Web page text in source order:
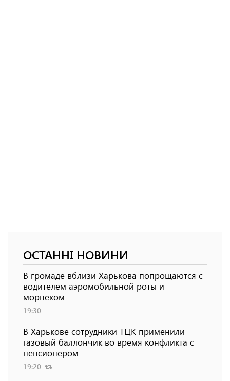
ОСТАННІ НОВИНИ
В громаде вблизи Харькова попрощаются с
водителем аэромобильной роты и
морпехом
19:30
В Харькове сотрудники ТЦК применили
газовый баллончик во время конфликта с
пенсионером
19:20